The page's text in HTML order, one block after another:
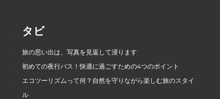
タビ
旅の思い出は、写真を見返して浸ります
初めての夜行バス！快適に過ごすための4つのポイント
エコツーリズムって何？自然を守りながら楽しむ旅のスタイ
ル